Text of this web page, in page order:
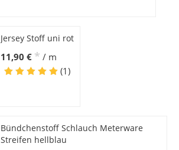
Jersey Stoff uni rot
11,90 € * / m
(1)
Bündchenstoff Schlauch Meterware
Streifen hellblau